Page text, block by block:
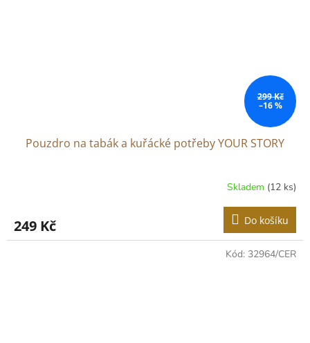
299 Kč
–16 %
Pouzdro na tabák a kuřácké potřeby YOUR STORY
Skladem (12 ks)
249 Kč Do košíku
Kód: 32964/CER